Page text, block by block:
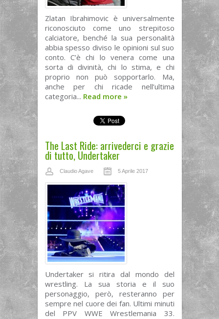
Zlatan Ibrahimovic è universalmente
riconosciuto come uno strepitoso
calciatore, benché la sua personalità
abbia spesso diviso le opinioni sul suo
conto. C’è chi lo venera come una
sorta di divinità, chi lo stima, e chi
proprio non può sopportarlo. Ma,
anche per chi ricade nell’ultima
categoria... Read more »
The Last Ride: arrivederci e grazie
di tutto, Undertaker
Claudio Agave 5 Aprile 2017
Undertaker si ritira dal mondo del
wrestling. La sua storia e il suo
personaggio, però, resteranno per
sempre nel cuore dei fan. Ultimi minuti
del PPV WWE Wrestlemania 33.